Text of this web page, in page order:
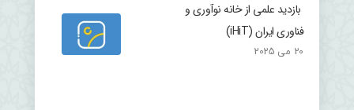
بازدید علمی از خانه نوآوری و
فناوری ایران (iHiT)
20 می 2025